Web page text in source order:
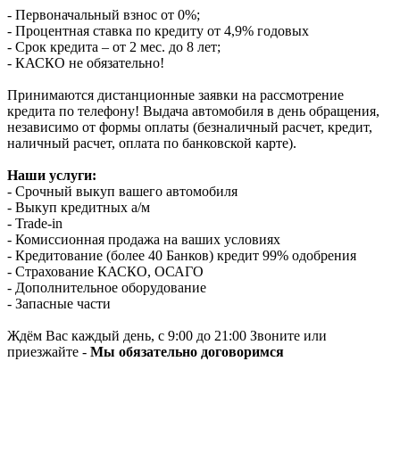
- Первоначальный взнос от 0%;
- Процентная ставка по кредиту от 4,9% годовых
- Срок кредита – от 2 мес. до 8 лет;
- КАСКО не обязательно!
Принимаются дистанционные заявки на рассмотрение
кредита по телефону! Выдача автомобиля в день обращения,
независимо от формы оплаты (безналичный расчет, кредит,
наличный расчет, оплата по банковской карте).
Наши услуги:
- Срочный выкуп вашего автомобиля
- Выкуп кредитных а/м
- Trade-in
- Комиссионная продажа на ваших условиях
- Кредитование (более 40 Банков) кредит 99% одобрения
- Страхование КАСКО, ОСАГО
- Дополнительное оборудование
- Запасные части
Ждём Вас каждый день, с 9:00 до 21:00 Звоните или
приезжайте - Мы обязательно договоримся